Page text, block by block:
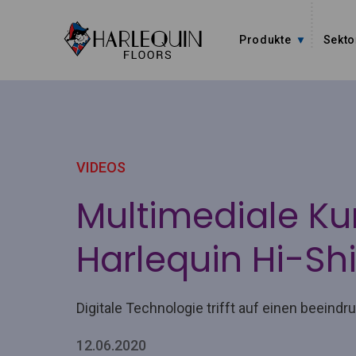
Produkte
VIDEOS
Multimediale
Harlequin Hi-
Digitale Technologie trifft auf einen
12.06.2020